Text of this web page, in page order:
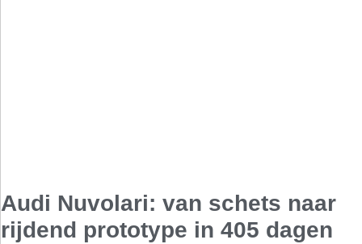
Audi Nuvolari: van schets naar
rijdend prototype in 405 dagen